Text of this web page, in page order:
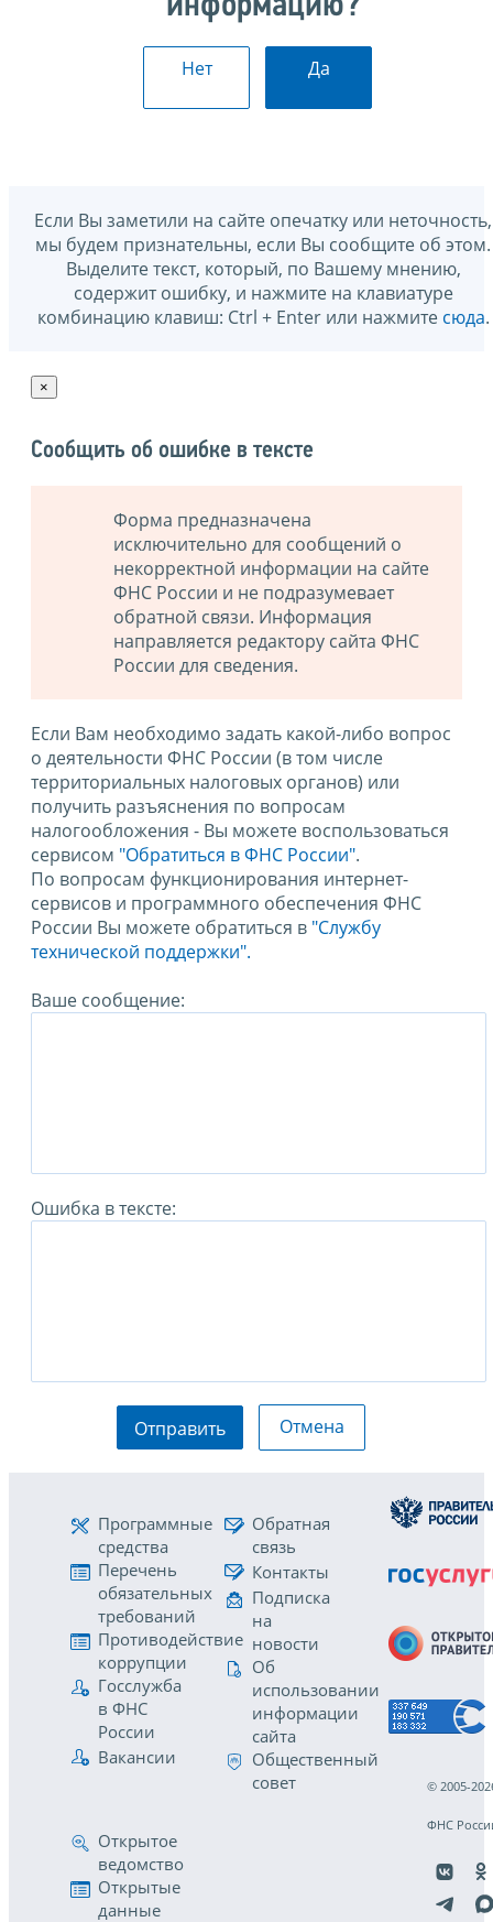
Нет Да
Если Вы заметили на сайте опечатку или неточность,
мы будем признательны, если Вы сообщите об этом.
Выделите текст, который, по Вашему мнению,
содержит ошибку, и нажмите на клавиатуре
комбинацию клавиш: Ctrl + Enter или нажмите сюда.
×
Сообщить об ошибке в тексте
Форма предназначена
исключительно для сообщений о
некорректной информации на сайте
ФНС России и не подразумевает
обратной связи. Информация
направляется редактору сайта ФНС
России для сведения.
Если Вам необходимо задать какой-либо вопрос
о деятельности ФНС России (в том числе
территориальных налоговых органов) или
получить разъяснения по вопросам
налогообложения - Вы можете воспользоваться
сервисом "Обратиться в ФНС России".
По вопросам функционирования интернет-
сервисов и программного обеспечения ФНС
России Вы можете обратиться в "Службу
технической поддержки".
Ваше сообщение:
Ошибка в тексте:
Отправить Отмена
Программные
средства
Перечень
обязательных
требований
Противодействие
коррупции
Госслужба
в ФНС
России
Вакансии
Обратная
связь
Контакты
Подписка
на
новости
Об
использовании
информации
сайта
Общественный
совет
Открытое
ведомство
Открытые
данные
© 2005-
ФНС